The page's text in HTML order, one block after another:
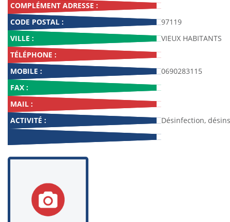
COMPLÉMENT ADRESSE :
CODE POSTAL :
97119
VILLE :
VIEUX HABITANTS
TÉLÉPHONE :
MOBILE :
0690283115
FAX :
MAIL :
ACTIVITÉ :
Désinfection,